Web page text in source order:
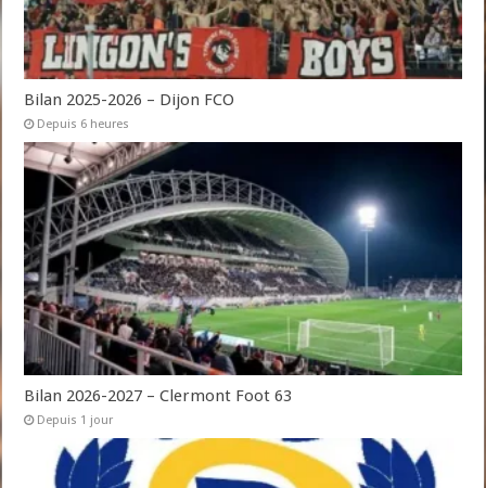
Bilan 2025-2026 – Dijon FCO
Depuis 6 heures
Bilan 2026-2027 – Clermont Foot 63
Depuis 1 jour